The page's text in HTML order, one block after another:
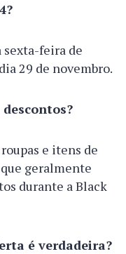
feira de
29 de novembro.
e itens de
geralmente
durante a Black
é verdadeira?